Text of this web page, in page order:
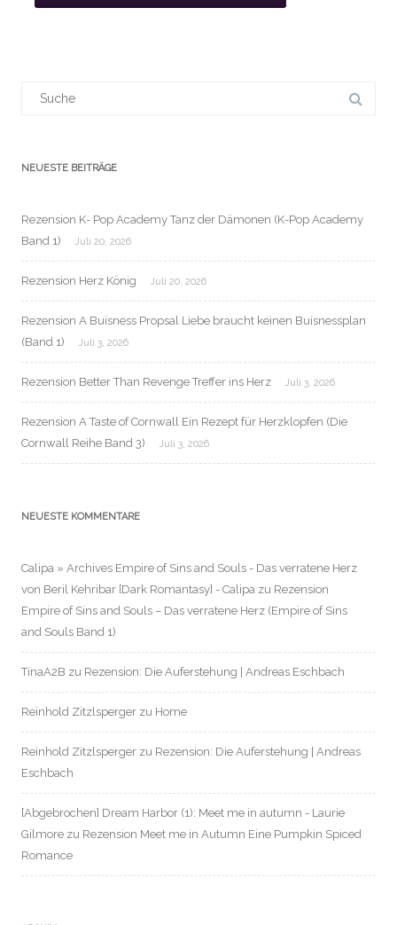
NEUESTE BEITRÄGE
Rezension K- Pop Academy Tanz der Dämonen (K-Pop Academy
Band 1)
Juli 20, 2026
Rezension Herz König Juli 20, 2026
Rezension A Buisness Propsal Liebe braucht keinen Buisnessplan
(Band 1)
Juli 3, 2026
Rezension Better Than Revenge Treffer ins Herz Juli 3, 2026
Rezension A Taste of Cornwall Ein Rezept für Herzklopfen (Die
Cornwall Reihe Band 3)
Juli 3, 2026
NEUESTE KOMMENTARE
Calipa » Archives Empire of Sins and Souls - Das verratene Herz
von Beril Kehribar [Dark Romantasy] - Calipa zu Rezension
Empire of Sins and Souls – Das verratene Herz (Empire of Sins
and Souls Band 1)
TinaA2B zu Rezension: Die Auferstehung | Andreas Eschbach
Reinhold Zitzlsperger zu Home
Reinhold Zitzlsperger zu Rezension: Die Auferstehung | Andreas
Eschbach
[Abgebrochen] Dream Harbor (1): Meet me in autumn - Laurie
Gilmore zu Rezension Meet me in Autumn Eine Pumpkin Spiced
Romance